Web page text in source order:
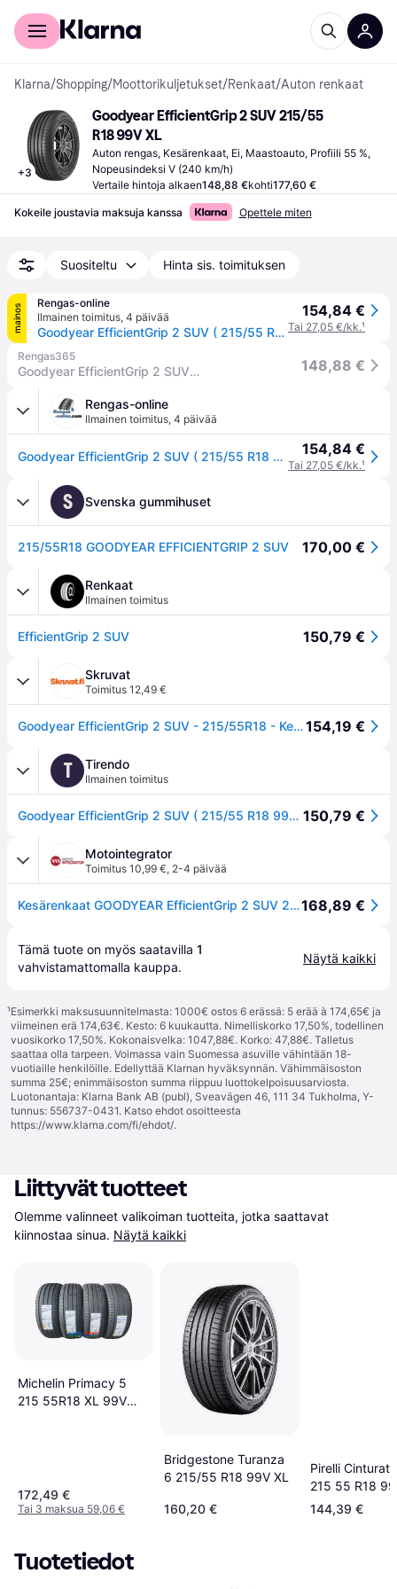
Kuluttajille
Klarna/Shopping/Moottorikuljetukset/Renkaat/Auton renkaat
+3
Goodyear EfficientGrip 2 SUV 215/55
R18 99V XL
Auton rengas, Kesärenkaat, Ei, Maastoauto, Profiili 55 %,
Nopeusindeksi V (240 km/h)
Vertaile hintoja alkaen148,88 €kohti177,60 €
Kokeile joustavia maksuja kanssa Opettele miten
Suositeltu Hinta sis. toimituksen
mainos
Rengas-online
Ilmainen toimitus, 4 päivää
Goodyear EfficientGrip 2 SUV ( 215/55 R18 99V XL EVR )
154,84 €
Tai 27,05 €/kk.¹
Rengas365
Goodyear EfficientGrip 2 SUV 215/55R18 99V Kesärenkaat 148,88 €
Rengas-online
Ilmainen toimitus, 4 päivää
Goodyear EfficientGrip 2 SUV ( 215/55 R18 99V XL EVR ) 154,84 €
Tai 27,05 €/kk.¹
S Svenska gummihuset
215/55R18 GOODYEAR EFFICIENTGRIP 2 SUV 170,00 €
Renkaat
Ilmainen toimitus
EfficientGrip 2 SUV 150,79 €
Skruvat
Toimitus 12,49 €
Goodyear EfficientGrip 2 SUV - 215/55R18 - Kesärenkaat154,19 €
T Tirendo
Ilmainen toimitus
Goodyear EfficientGrip 2 SUV ( 215/55 R18 99V XL EVR ) 150,79 €
Motointegrator
Toimitus 10,99 €, 2-4 päivää
Kesärenkaat GOODYEAR EfficientGrip 2 SUV 215/55R18 XL 99V168,89 €
Tämä tuote on myös saatavilla 1
vahvistamattomalla kauppa.
Näytä kaikki
¹Esimerkki maksusuunnitelmasta: 1000€ ostos 6 erässä: 5 erää à 174,65€ ja
viimeinen erä 174,63€. Kesto: 6 kuukautta. Nimelliskorko 17,50%, todellinen
vuosikorko 17,50%. Kokonaisvelka: 1047,88€. Korko: 47,88€. Talletus
saattaa olla tarpeen. Voimassa vain Suomessa asuville vähintään 18-
vuotiaille henkilöille. Edellyttää Klarnan hyväksynnän. Vähimmäisoston
summa 25€; enimmäisoston summa riippuu luottokelpoisuusarviosta.
Luotonantaja: Klarna Bank AB (publ), Sveavägen 46, 111 34 Tukholma, Y-
tunnus: 556737-0431. Katso ehdot osoitteesta
https://www.klarna.com/fi/ehdot/.
Liittyvät tuotteet
Olemme valinneet valikoiman tuotteita, jotka saattavat
kiinnostaa sinua. Näytä kaikki
Michelin Primacy 5
215 55R18 XL 99V
172,49 €
Tai 3 maksua 59,06 €
Bridgestone Turanza
6 215/55 R18 99V XL
160,20 €
Pirelli
215 55 R18
Kesärenkaat
144,39 €
Tuotetiedot